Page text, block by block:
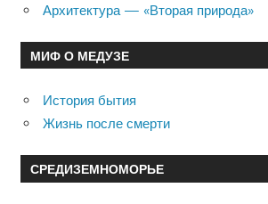
Архитектура — «Вторая природа»
МИФ О МЕДУЗЕ
История бытия
Жизнь после смерти
СРЕДИЗЕМНОМОРЬЕ